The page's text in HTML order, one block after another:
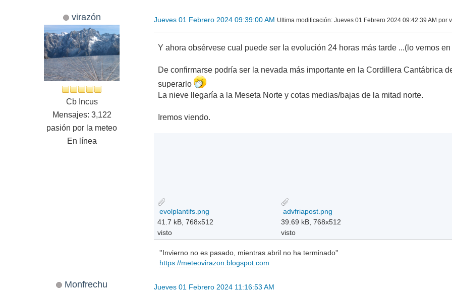
virazón
Cb Incus
Mensajes: 3,122
pasión por la meteo
En línea
Jueves 01 Febrero 2024 09:39:00 AM Ultima modificación: Jueves 01 Febrero 2024 09:42:39 AM por
Y ahora obsérvese cual puede ser la evolución 24 horas más tarde ...(lo vemos
De confirmarse podría ser la nevada más importante en la Cordillera Cantábrica
superarlo
La nieve llegaría a la Meseta Norte y cotas medias/bajas de la mitad norte.
Iremos viendo.
evolplantifs.png
41.7 kB, 768x512
visto
advfriapost.png
39.69 kB, 768x512
visto
''Invierno no es pasado, mientras abril no ha terminado''
https://meteovirazon.blogspot.com
Monfrechu Jueves 01 Febrero 2024 11:16:53 AM